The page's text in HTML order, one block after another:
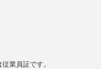
業員証です。